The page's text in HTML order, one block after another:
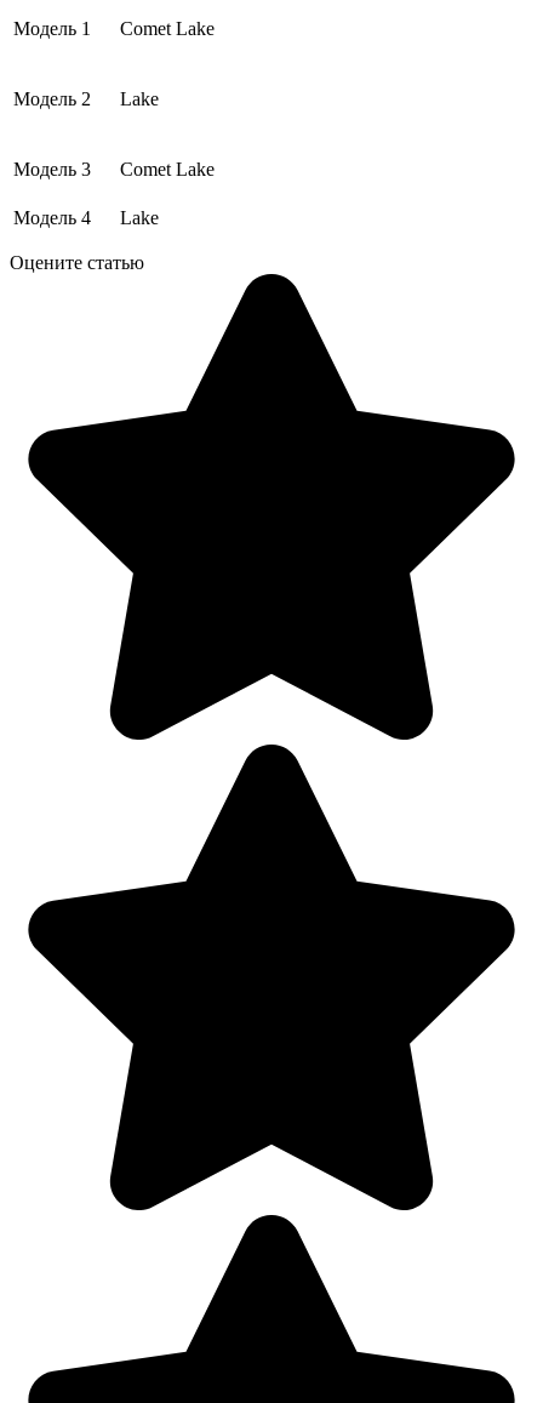
Модель 1 Comet Lake
Модель 2 Lake
Модель 3 Comet Lake
Модель 4 Lake
Оцените статью